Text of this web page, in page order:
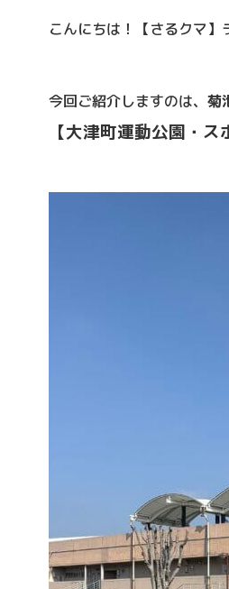
こんにちは！【さるクマ
今回ご紹介しますのは、 菊
【大津町運動公園・ス